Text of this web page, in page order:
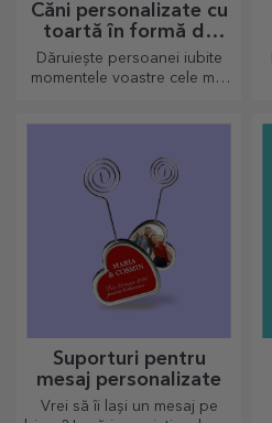
Căni personalizate cu
toartă în formă de
inimă
Dăruiește persoanei iubite
momentele voastre cele mai
Suporturi pentru
mesaj personalizate
Vrei să îi lași un mesaj pe